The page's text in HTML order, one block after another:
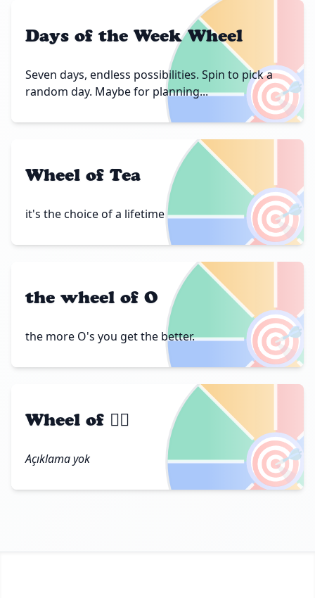
🎯
Days of the Week Wheel
Seven days, endless possibilities. Spin to pick a
random day. Maybe for planning...
🎯
Wheel of Tea
it's the choice of a lifetime
🎯
the wheel of O
the more O's you get the better.
🎯
Wheel of ❤️‍🔥
Açıklama yok